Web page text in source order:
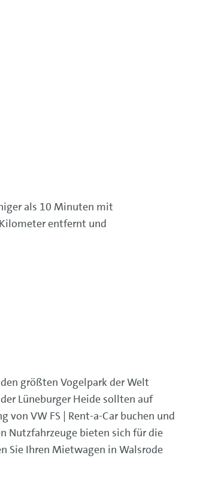
als 10 Minuten mit
entfernt und
größten Vogelpark der Welt
Lüneburger Heide sollten auf
VW FS | Rent-a-Car buchen und
Nutzfahrzeuge bieten sich für die
Sie Ihren Mietwagen in Walsrode